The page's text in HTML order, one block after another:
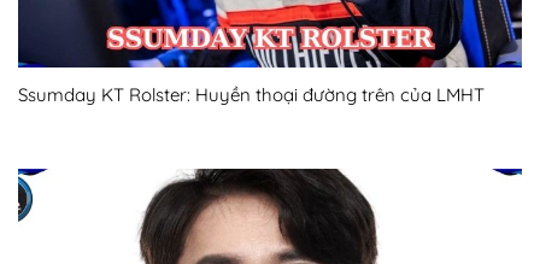
Ssumday KT Rolster: Huyền thoại đường trên của LMHT